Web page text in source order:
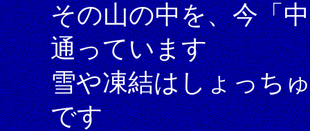
その山の中を、今「
通っています
雪や凍結はしょっち
です